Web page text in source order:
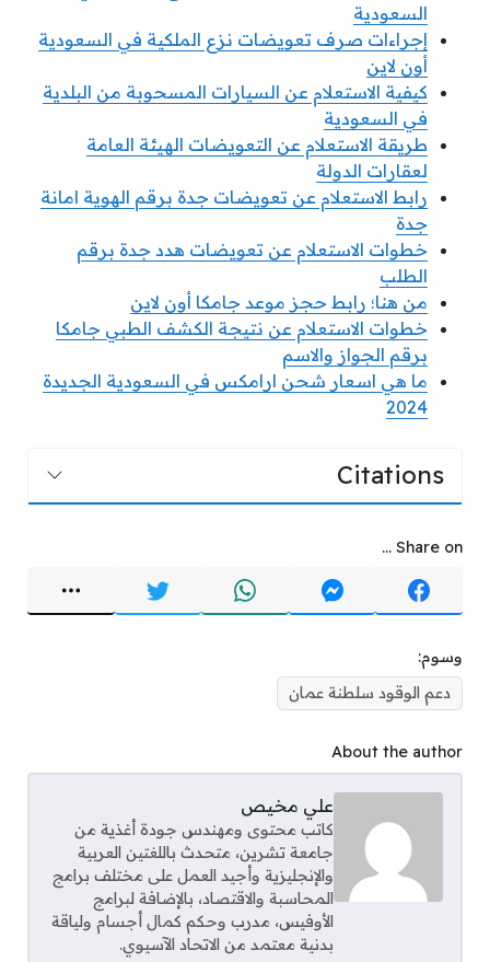
السعودية
إجراءات صرف تعويضات نزع الملكية في السعودية
أون لاين
كيفية الاستعلام عن السيارات المسحوبة من البلدية
في السعودية
طريقة الاستعلام عن التعويضات الهيئة العامة
لعقارات الدولة
رابط الاستعلام عن تعويضات جدة برقم الهوية امانة
جدة
خطوات الاستعلام عن تعويضات هدد جدة برقم
الطلب
من هنا؛ رابط حجز موعد جامكا أون لاين
خطوات الاستعلام عن نتيجة الكشف الطبي جامكا
برقم الجواز والاسم
ما هي اسعار شحن ارامكس في السعودية الجديدة
2024
Citations
Share on ...
وسوم:
دعم الوقود سلطنة عمان
About the author
علي مخيص
كاتب محتوى ومهندس جودة أغذية من
جامعة تشرين، متحدث باللغتين العربية
والإنجليزية وأجيد العمل على مختلف برامج
المحاسبة والاقتصاد، بالإضافة لبرامج
الأوفيس، مدرب وحكم كمال أجسام ولياقة
بدنية معتمد من الاتحاد الآسيوي.